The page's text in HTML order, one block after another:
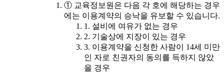
① 교육정보원은 다음 각 호에 해당하는 경우
에는 이용계약의 승낙을 유보할 수 있습니다.
1. 설비에 여유가 없는 경우
2. 기술상에 지장이 있는 경우
3. 이용계약을 신청한 사람이 14세 미만
인 자로 친권자의 동의를 득하지 않았
을 경우